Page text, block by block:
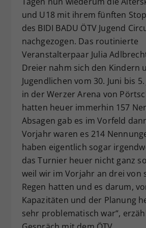
und U18 mit ihrem fünften
des BIDI BADU ÖTV Jugend
nachgezogen. Das routinierte
Veranstalterpaar Julia
Dreier nahm sich den Kindern
Jugendlichen vom 30. Juni bis
in der Werzer Arena von
hatten heuer immerhin 157
Absagen gab es im Vorfeld
Vorjahr waren es 214
haben eigentlich sogar
das Turnier heuer nicht ganz
weil wir im Vorjahr an drei von
Regen hatten und es darum,
Kapazitäten und der Planung
sehr problematisch war“,
Zweck
Dieser Wert
Einstellungen. Unter
zufällig generierte
historische
vorgenommen
Webseiten-Betreiber
hat.